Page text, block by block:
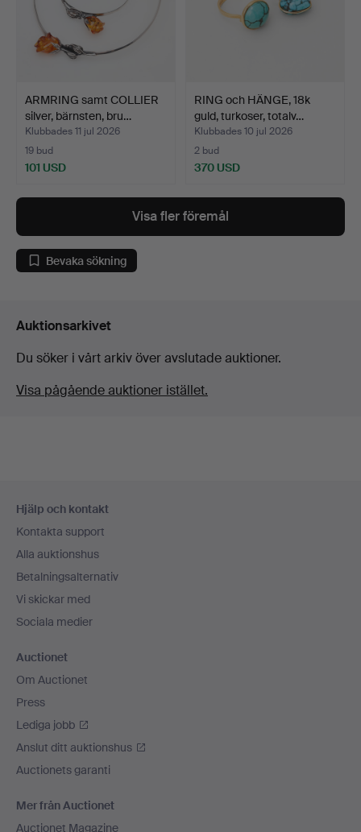
ARMRING samt COLLIER
silver, bärnsten, bru…
Klubbades 11 jul 2026
19 bud
101 USD
RING och HÄNGE, 18k
guld, turkoser, totalv…
Klubbades 10 jul 2026
2 bud
370 USD
Visa fler föremål
Bevaka sökning
Auktionsarkivet
Du söker i vårt arkiv över avslutade auktioner.
Visa pågående auktioner istället.
Hjälp och kontakt
Kontakta support
Alla auktionshus
Betalningsalternativ
Vi skickar med
Sociala medier
Auctionet
Om Auctionet
Press
Lediga jobb
Anslut ditt auktionshus
Auctionets garanti
Mer från Auctionet
Auctionet Magazine